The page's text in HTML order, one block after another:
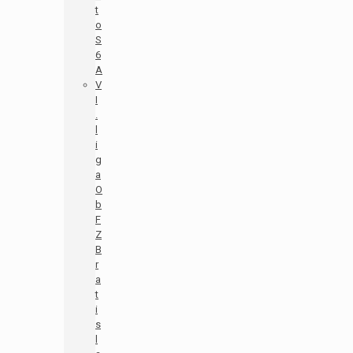
t
o
S
6
A
V
I
.
i
g
a
O
b
F
Z
B
r
a
t
i
s